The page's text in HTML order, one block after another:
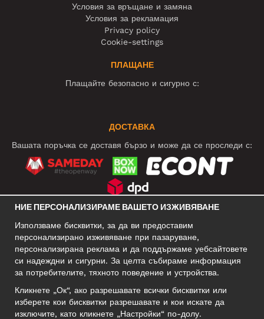
Условия за връщане и замяна
Условия за рекламация
Privacy policy
Cookie-settings
ПЛАЩАНЕ
Плащайте безопасно и сигурно с:
ДОСТАВКА
Вашата поръчка се доставя бързо и може да се проследи с:
БИЗНЕС АДРЕС
Narva mnt 5, EE-10117 Tallinn
Reg: 12356245
НИЕ ПЕРСОНАЛИЗИРАМЕ ВАШЕТО ИЗЖИВЯВАНЕ
Използваме бисквитки, за да ви предоставим
персонализирано изживяване при пазаруване,
персонализирана реклама и да поддържаме уебсайтовете
си надеждни и сигурни. За целта събираме информация
за потребителите, тяхното поведение и устройства.
Кликнете „Ок“, ако разрешавате всички бисквитки или
изберете кои бисквитки разрешавате и кои искате да
изключите, като кликнете „Настройки“ по-долу.